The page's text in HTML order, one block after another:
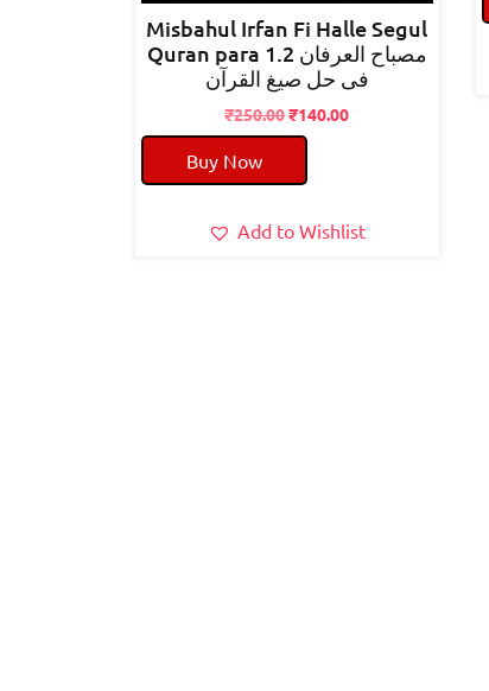
Misbahul Irfan Fi Halle Segul
Quran para 1.2 مصباح العرفان
فی حل صیغ القرآن
₹250.00Original
price
₹250.00.
₹140.00Current
Buy Now
Add to Wishlist